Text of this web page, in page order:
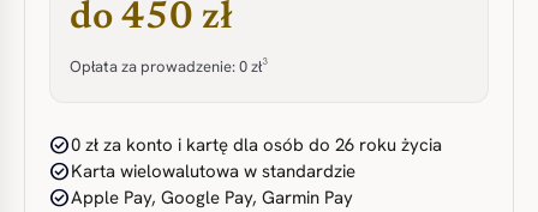
do 450 zł
Opłata za prowadzenie: 0 zł³
check_circle0 zł za konto i kartę dla osób do 26 roku życia
check_circleKarta wielowalutowa w standardzie
check_circleApple Pay, Google Pay, Garmin Pay